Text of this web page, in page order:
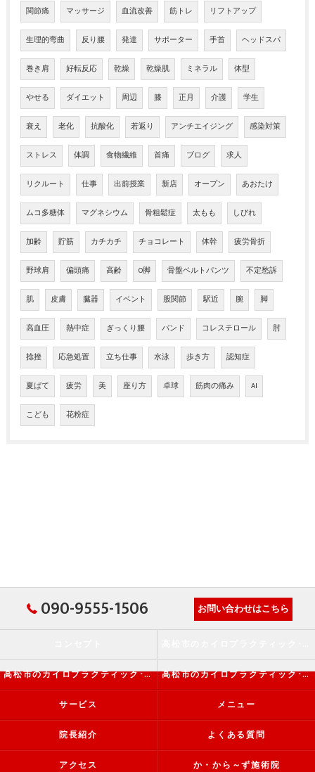
関節痛 マッサージ 血流改善 筋トレ リフトアップ
生理的弯曲 反り腰 発達 サポーター 手首 ヘッドスパ
巻き肩 好転反応 乾燥 乾燥肌 ミネラル 体型
やせる ダイエット 周辺 膝 正月 介護 学生
衰え 老化 抗酸化 若返り アンチエイジング 感染対策
ストレス 体調 食物繊維 首痛 ブログ 求人
リクルート 仕事 出前授業 新店 オープン あおたけ
ムコ多糖体 マグネシウム 骨粗鬆症 太もも しびれ
加齢 貯筋 カチカチ チョコレート 体幹 疲労骨折
野球肩 偏頭痛 高齢 O脚 骨盤ベルトパンツ 不定愁訴
肌 皮膚 臓器 イベント 股関節 駅近 腕 脚
高血圧 熱中症 ぎっくり腰 バンド コレステロール 肘
捻挫 応急処置 立ち仕事 水泳 歩き方 認知症
夏ばて 疲労 美 座り方 卓球 筋肉の痛み AI
こども 花粉症
090-9555-1506 お問い合わせはこちら
高松市のカイロプラクティック･か・から～ず施術院の評判 高松市のカイロプラクティック･か・から～ず施術院のお客様の声
サービス メニュー
院長紹介 よくある質問
アクセス か・から～ず施術院